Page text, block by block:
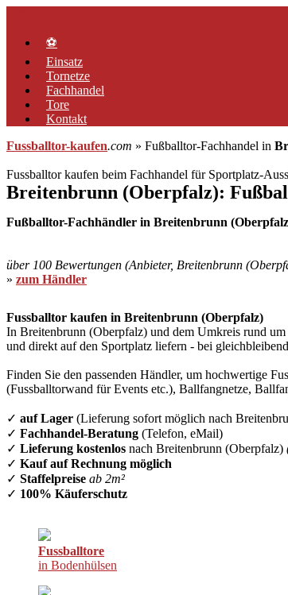
springen⚽
Einsatz
Tornetze
Fachhandel
Tore
Kontakt
Fussballtor-kaufen.com » Fußballtor-Fachhandel in
Fussballtor kaufen beim Fachhandel für Sportplatz-
Breitenbrunn (Oberpfalz):
Fußballtor-Fachhändler in Breitenbrunn
über 100 Bewertungen (Anbieter, Breitenbrunn
» zum Händler
Fussballtor kaufen in Breitenbrunn (Oberpfalz)
In Breitenbrunn (Oberpfalz) und dem Umkreis rund
und direkt auf den Sportplatz liefern - bei
Finden Sie den passenden Händler, um hochwertige
(Fussballtorwand für Events etc.), Ballfangnetze,
✓ auf Lager (Lieferung sofort möglich nach
✓ Fachhandel-Beratung (Telefon, eMail)
✓ Lieferung kostenlos nach Breitenbrunn (Oberpfalz)
✓ Kauf auf Rechnung möglich
✓ Staffelpreise ab 2m²
✓ 100% Käuferschutz
Fussballtore
in Bodenhülsen